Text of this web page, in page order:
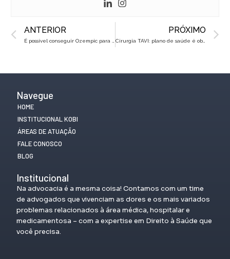
Prev
ANTERIOR PRÓXIMO
Cirurgia TAVI: plano de saúde é obrigado a cobrir o implante via cateter?
Navegue
HOME
INSTITUCIONAL KOBI
ÁREAS DE ATUAÇÃO
FALE CONOSCO
BLOG
Institucional
Na advocacia é a mesma coisa! Contamos com um time
de advogados que vivenciam as dores e os mais variados
problemas relacionados à área médica, hospitalar e
medicamentosa – com a expertise em Direito à Saúde que
você precisa.